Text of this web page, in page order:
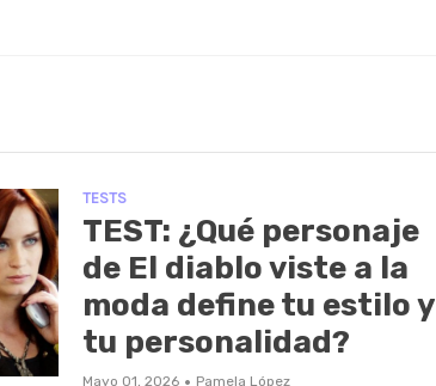
TESTS
TEST: ¿Qué personaje
de El diablo viste a la
moda define tu estilo y
tu personalidad?
Mayo 01, 2026 Pamela López